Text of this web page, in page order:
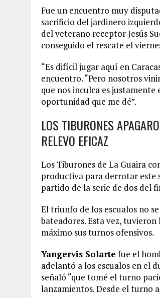
Fue un encuentro muy
sacrificio del jardinero
del veterano receptor Jesús
conseguido el rescate el
“Es difícil jugar aquí en
encuentro. “Pero nosotros
que nos inculca es
oportunidad que me dé”.
LOS TIBURONES
RELEVO EFICAZ
Los Tiburones de La Guaira
productiva para derrotar este
partido de la serie de dos del
El triunfo de los escualos no
bateadores. Esta vez,
máximo sus turnos ofensivos.
Yangervis Solarte fue el
adelantó a los escualos en el
señaló “que tomé el turno
lanzamientos. Desde el turno